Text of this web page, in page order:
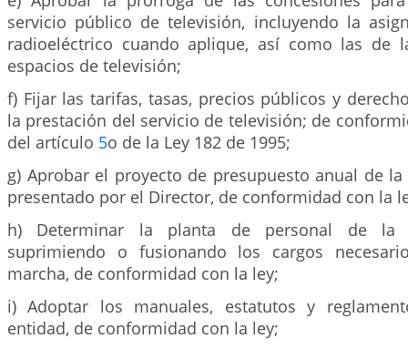
servicio público de televisión, incluyendo la
radioeléctrico cuando aplique, así como las de
espacios de televisión;
f) Fijar las tarifas, tasas, precios públicos y
la prestación del servicio de televisión; de
del artículo 5o de la Ley 182 de 1995;
g) Aprobar el proyecto de presupuesto anual de
presentado por el Director, de conformidad con la
h) Determinar la planta de personal de la
suprimiendo o fusionando los cargos
marcha, de conformidad con la ley;
i) Adoptar los manuales, estatutos y
entidad, de conformidad con la ley;